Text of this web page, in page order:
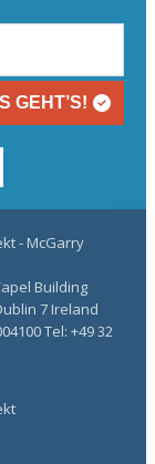
GEHT’S!
- McGarry
Building
7 Ireland
Tel: +49 32